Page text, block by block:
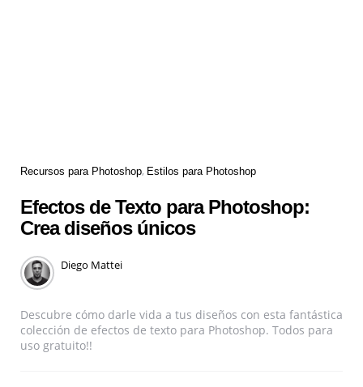
Recursos para Photoshop Estilos para Photoshop
Efectos de Texto para Photoshop:
Crea diseños únicos
Diego Mattei
Descubre cómo darle vida a tus diseños con esta fantástica
colección de efectos de texto para Photoshop. Todos para
uso gratuito!!